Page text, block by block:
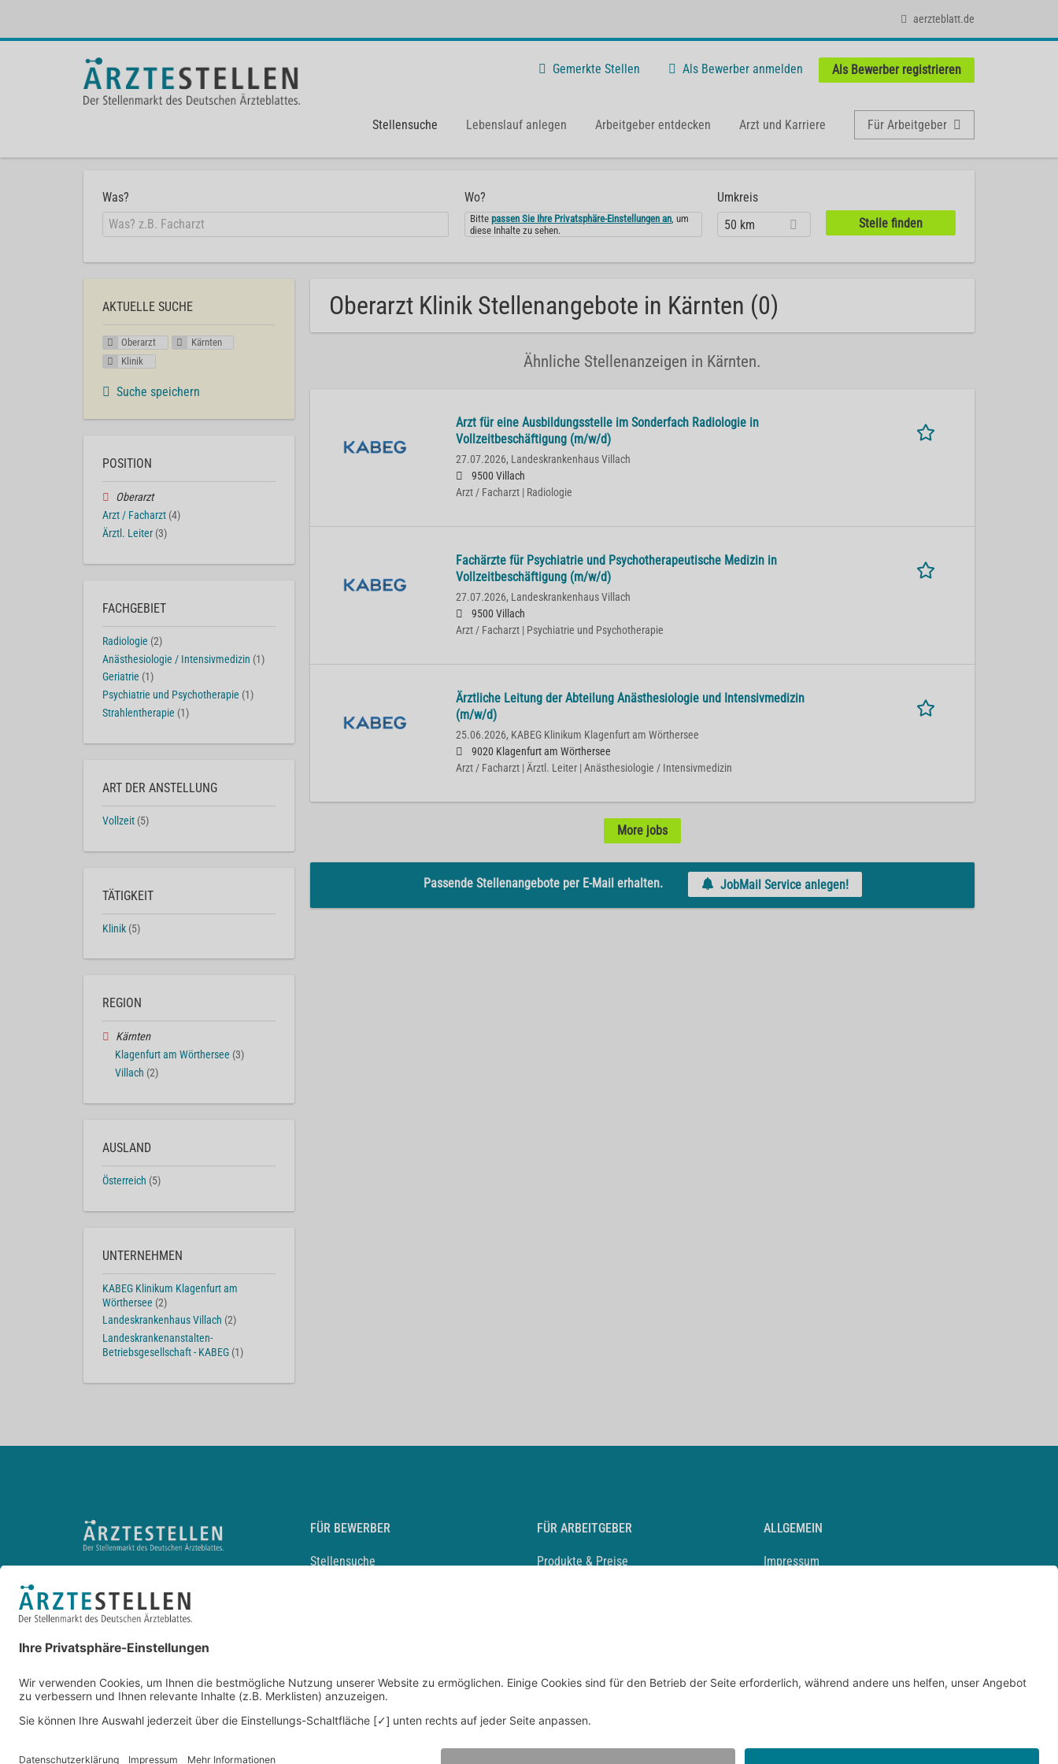
aerzteblatt.de
Gemerkte Stellen Als Bewerber anmelden Als Bewerber registrieren
Stellensuche Lebenslauf anlegen Arbeitgeber entdecken Arzt und Karriere Für Arbeitgeber
Was? Wo?
Bittepassen Sie Ihre Privatsphäre-Einstellungen an, um
diese Inhalte zu sehen.
Umkreis
50 km
Oberarzt Klinik Stellenangebote in Kärnten (0)
Ähnliche Stellenanzeigen in Kärnten.
Arzt für eine Ausbildungsstelle im Sonderfach Radiologie in
Vollzeitbeschäftigung (m/w/d)
27.07.2026, Landeskrankenhaus Villach
9500 Villach
Arzt / Facharzt | Radiologie
Fachärzte für Psychiatrie und Psychotherapeutische Medizin in
Vollzeitbeschäftigung (m/w/d)
27.07.2026, Landeskrankenhaus Villach
9500 Villach
Arzt / Facharzt | Psychiatrie und Psychotherapie
Ärztliche Leitung der Abteilung Anästhesiologie und Intensivmedizin
(m/w/d)
25.06.2026, KABEG Klinikum Klagenfurt am Wörthersee
9020 Klagenfurt am Wörthersee
Arzt / Facharzt | Ärztl. Leiter | Anästhesiologie / Intensivmedizin
More jobs
Passende Stellenangebote per E-Mail erhalten. JobMail Service anlegen!
AKTUELLE SUCHE
Oberarzt
Kärnten
Klinik
Suche speichern
POSITION
Oberarzt
Arzt / Facharzt (4)
Ärztl. Leiter (3)
FACHGEBIET
Radiologie (2)
Anästhesiologie / Intensivmedizin (1)
Geriatrie (1)
Psychiatrie und Psychotherapie (1)
Strahlentherapie (1)
ART DER ANSTELLUNG
Vollzeit (5)
TÄTIGKEIT
Klinik (5)
REGION
Kärnten
Klagenfurt am Wörthersee (3)
Villach (2)
AUSLAND
Österreich (5)
UNTERNEHMEN
KABEG Klinikum Klagenfurt am
Wörthersee (2)
Landeskrankenhaus Villach (2)
Landeskrankenanstalten-
Betriebsgesellschaft - KABEG (1)
FÜR BEWERBER
Stellensuche
Durchsuchen Sie den Stellenkatalog
FÜR ARBEITGEBER
Produkte & Preise
ALLGEMEIN
Impressum